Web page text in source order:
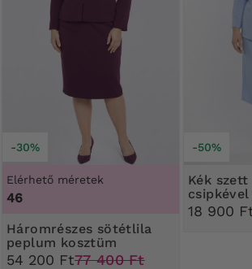
-30%
Elérhető méretek
46
Háromrészes sötétlila
peplum kosztüm
54 200 Ft77 400 Ft
-50%
Kék szett fényes virágos
csipkével
18 900